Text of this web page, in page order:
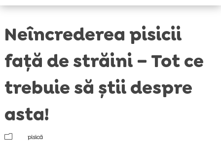
Neîncrederea pisicii
față de străini – Tot ce
trebuie să știi despre
asta!
m
pisică